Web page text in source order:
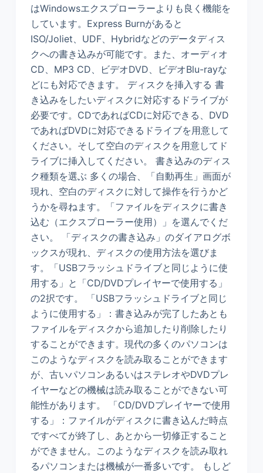
はWindowsエクスプローラーよりも良く機能を
しています。Express Burnがあると
ISO/Joliet、UDF、Hybridなどのデータディス
クへの書き込みが可能です。また、オーディオ
CD、MP3 CD、ビデオDVD、ビデオBlu-rayな
どにも対応できます。 ディスクを挿入する 書
き込みをしたいディスクに対応するドライブが
必要です。CDであればCDに対応できる、DVD
であればDVDに対応できるドライブを用意して
ください。そして空白のディスクを用意してド
ライブに挿入してください。 書き込みのディス
ク種類を選ぶ 多くの場合、「自動再生」画面が
現れ、空白のディスクに対して操作を行うかど
うかを尋ねます。「ファイルをディスクに書き
込む（エクスプローラー使用）」を選んでくだ
さい。 「ディスクの書き込み」のダイアログボ
ックスが現れ、ディスクの使用方法を選びま
す。「USBフラッシュドライブと同じように使
用する」と「CD/DVDプレイヤーで使用する」
の2択です。 「USBフラッシュドライブと同じ
ように使用する」：書き込みが完了したあとも
ファイルをディスクから追加したり削除したり
することができます。現代の多くのパソコンは
このようなディスクを読み取ることができます
が、古いパソコンあるいはステレオやDVDプレ
イヤーなどの機械は読み取ることができない可
能性があります。 「CD/DVDプレイヤーで使用
する」：ファイルがディスクに書き込んだ時点
ですべてが終了し、あとから一切修正すること
ができません。このようなディスクを読み取れ
るパソコンまたは機械が一番多いです。 もしど